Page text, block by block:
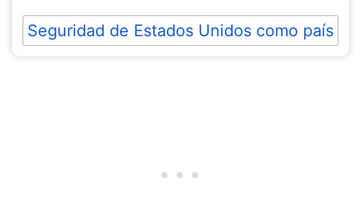
Seguridad de Estados Unidos como país